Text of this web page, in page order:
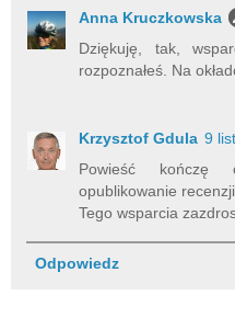
Anna Kruczkowska
Dziękuję, tak,
rozpoznałeś. Na
Krzysztof Gdula 9
Powieść kończę
opublikowanie
Tego wsparcia
Odpowiedz